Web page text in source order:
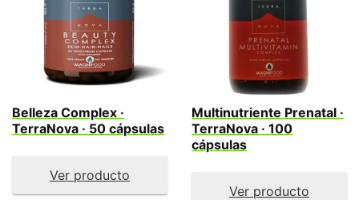
Belleza Complex ·
TerraNova · 50 cápsulas
Ver producto
Multinutriente Prenatal ·
TerraNova · 100
cápsulas
Ver producto